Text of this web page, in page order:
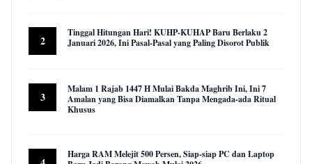
2
Tinggal Hitungan Hari! KUHP-KUHAP Baru Berlaku 2
Januari 2026, Ini Pasal-Pasal yang Paling Disorot Publik
3
Malam 1 Rajab 1447 H Mulai Bakda Maghrib Ini, Ini 7
Amalan yang Bisa Diamalkan Tanpa Mengada-ada Ritual
Khusus
Harga RAM Melejit 500 Persen, Siap-siap PC dan Laptop